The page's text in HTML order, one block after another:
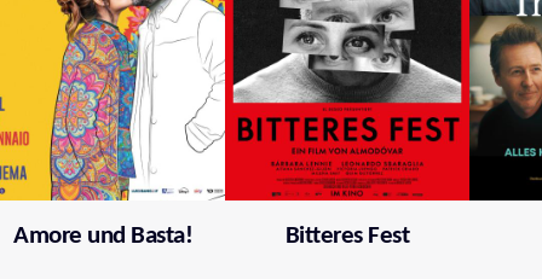
Amore und Basta! Bitteres Fest